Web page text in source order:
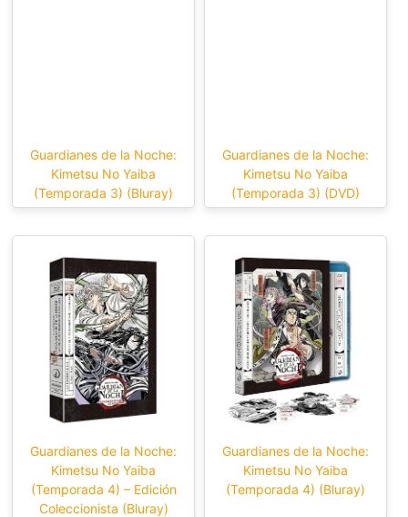
Guardianes de la Noche:
Kimetsu No Yaiba
(Temporada 3) (Bluray)
Guardianes de la Noche:
Kimetsu No Yaiba
(Temporada 3) (DVD)
Guardianes de la Noche:
Kimetsu No Yaiba
(Temporada 4) – Edición
Coleccionista (Bluray)
Guardianes de la Noche:
Kimetsu No Yaiba
(Temporada 4) (Bluray)